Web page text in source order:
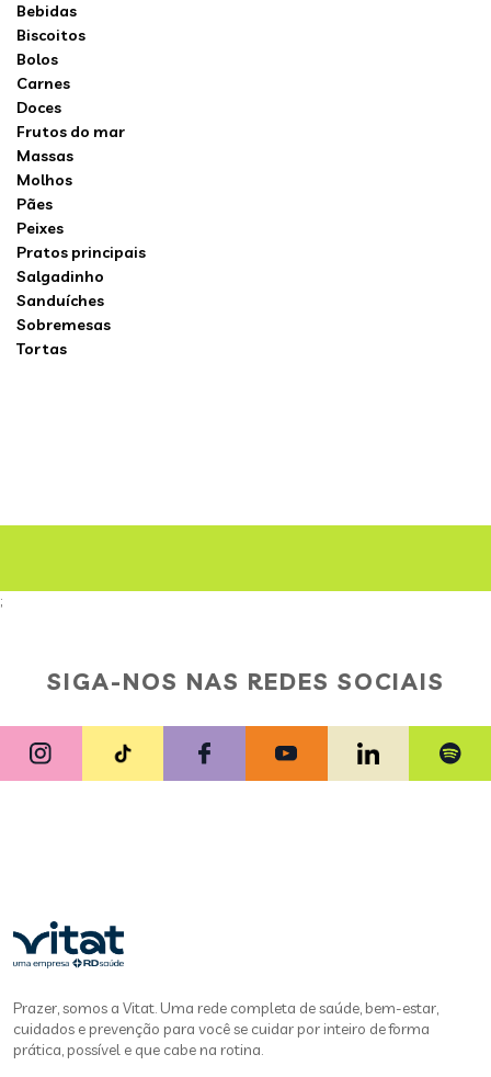
Bebidas
Biscoitos
Bolos
Carnes
Doces
Frutos do mar
Massas
Molhos
Pães
Peixes
Pratos principais
Salgadinho
Sanduíches
Sobremesas
Tortas
;
SIGA-NOS NAS REDES SOCIAIS
Prazer, somos a Vitat. Uma rede completa de saúde, bem-estar,
cuidados e prevenção para você se cuidar por inteiro de forma
prática, possível e que cabe na rotina.